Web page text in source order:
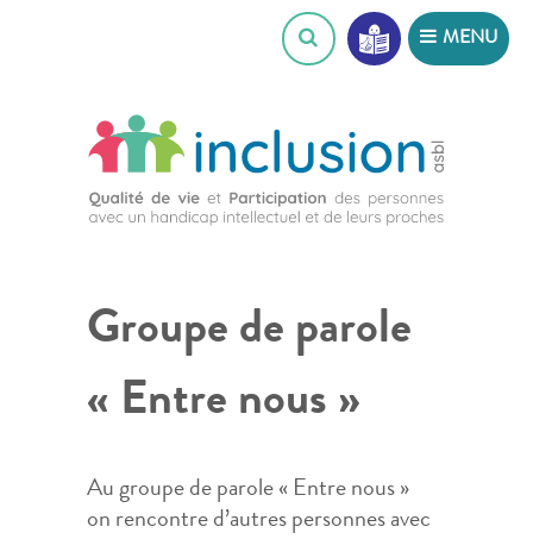
MENU
Groupe de parole
« Entre nous »
Au groupe de parole « Entre nous »
on rencontre d’autres personnes avec